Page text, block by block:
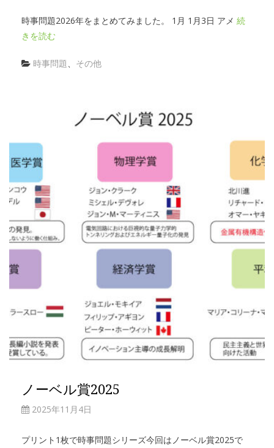
時事問題2026年をまとめてみました。 1月 1月3日 アメ 続
きを読む
時事問題、 その他
ノーベル賞2025
2025年11月4日
プリント1枚で時事問題シリーズ今回はノーベル賞2025で